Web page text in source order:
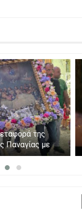
της
Παναγίας με
νησάκι.